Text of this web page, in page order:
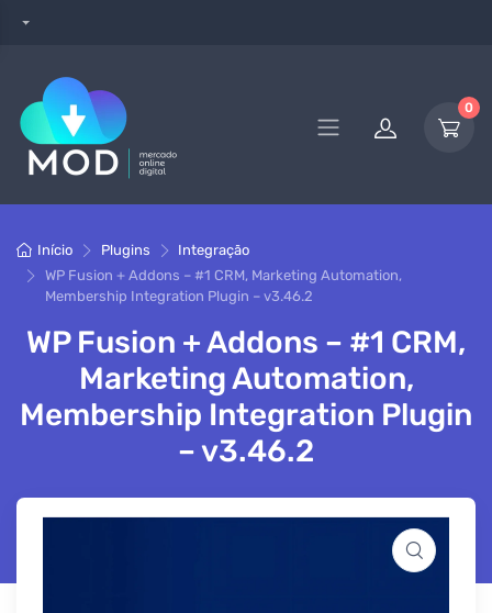
0
Início Plugins
Integração
WP Fusion + Addons – #1 CRM, Marketing Automation,
Membership Integration Plugin – v3.46.2
WP Fusion + Addons – #1 CRM,
Marketing Automation,
Membership Integration Plugin
– v3.46.2